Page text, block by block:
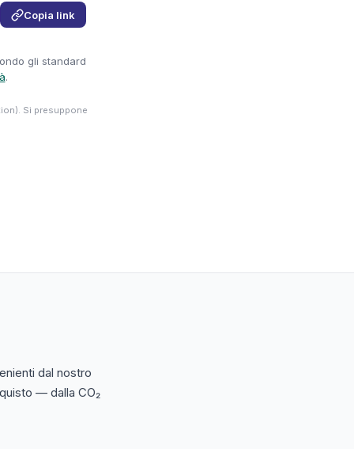
Copia link
gli standard
.
Si presuppone
dal nostro
— dalla CO₂